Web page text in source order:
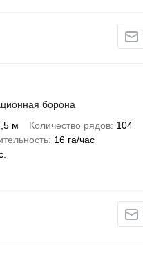
борона
м Количество рядов 104
16 га/час